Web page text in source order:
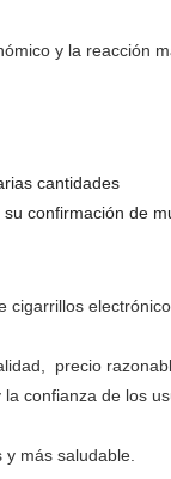
y la reacción
cantidades
confirmación de
precio
confianza de los
más saludable.